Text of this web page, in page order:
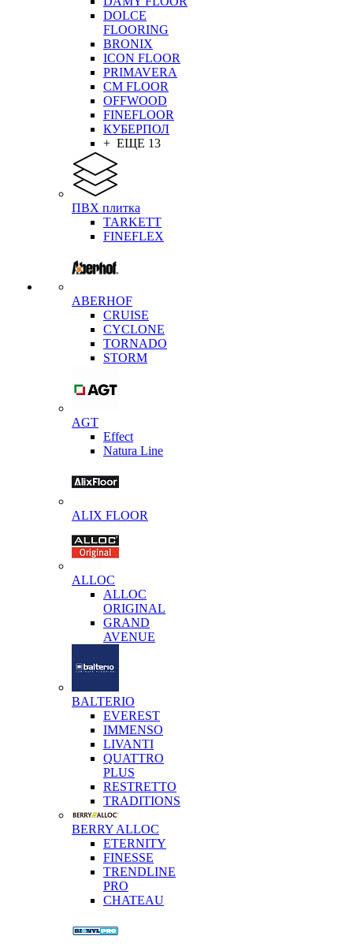
DOLCE
FLOORING
BRONIX
ICON FLOOR
PRIMAVERA
CM FLOOR
OFFWOOD
FINEFLOOR
КУБЕРПОЛ
+ ЕЩЕ 13
ПВХ плитка
TARKETT
FINEFLEX
ABERHOF
CRUISE
CYCLONE
TORNADO
STORM
AGT
Effect
Natura Line
ALIX FLOOR
ALLOC
ALLOC
ORIGINAL
GRAND
AVENUE
BALTERIO
EVEREST
IMMENSO
LIVANTI
QUATTRO
PLUS
RESTRETTO
TRADITIONS
BERRY ALLOC
ETERNITY
FINESSE
TRENDLINE
PRO
CHATEAU